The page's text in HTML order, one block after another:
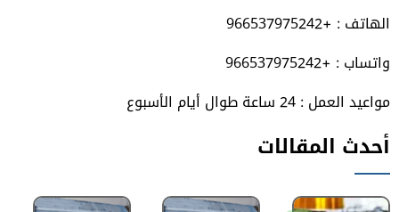
الهاتف : +966537975242
واتساب : +966537975242
مواعيد العمل : 24 ساعة طوال أيام الأسبوع
أحدث المقالات